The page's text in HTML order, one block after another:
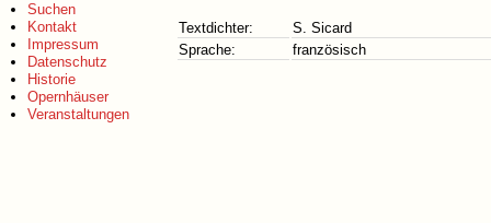
Suchen
Kontakt
Impressum
Datenschutz
Historie
Opernhäuser
Veranstaltungen
Textdichter:
S. Sicard
Sprache:
französisch